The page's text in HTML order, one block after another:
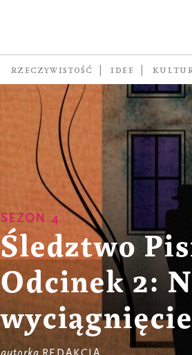
RZECZYWISTOŚĆ IDEE
SEZON 4
Śledztwo
Odcinek 2: